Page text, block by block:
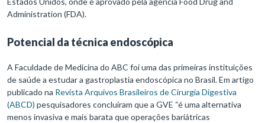
Administration (FDA).
Potencial da técnica endoscópica
A Faculdade de Medicina do ABC foi uma das primeiras instituições
de saúde a estudar a gastroplastia endoscópica no Brasil. Em artigo
publicado na Revista Arquivos Brasileiros de Cirurgia Digestiva
(ABCD) pesquisadores concluíram que a GVE “é uma alternativa
menos invasiva e mais barata que operações bariátricas